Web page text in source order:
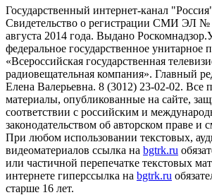
Государственный интернет-канал
Cвидетельство о регистрации СМИ ЭЛ
августа 2014 года. Выдано
федеральное государственное унитарное
«Всероссийская государственная
радиовещательная компания». Главный
Елена Валерьевна. 8 (3012) 23-02-02. Все
материалы, опубликованные на сайте,
соответствии с российским и
законодательством об авторском праве и
При любом использовании текстовых,
видеоматериалов ссылка на bgtrk.ru
или частичной перепечатке текстовых
интернете гиперссылка на bgtrk.ru
старше 16 лет.